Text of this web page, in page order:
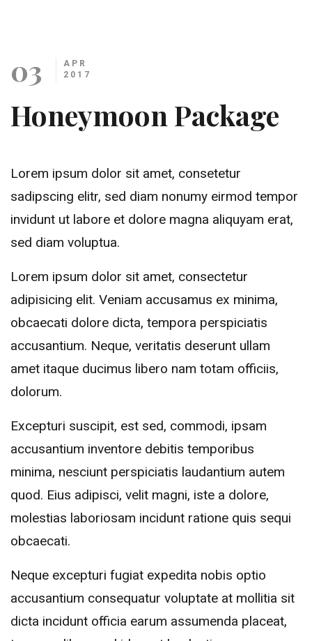
03
APR
2017
Honeymoon Package
Lorem ipsum dolor sit amet, consetetur
sadipscing elitr, sed diam nonumy eirmod tempor
invidunt ut labore et dolore magna aliquyam erat,
sed diam voluptua.
Lorem ipsum dolor sit amet, consectetur
adipisicing elit. Veniam accusamus ex minima,
obcaecati dolore dicta, tempora perspiciatis
accusantium. Neque, veritatis deserunt ullam
amet itaque ducimus libero nam totam officiis,
dolorum.
Excepturi suscipit, est sed, commodi, ipsam
accusantium inventore debitis temporibus
minima, nesciunt perspiciatis laudantium autem
quod. Eius adipisci, velit magni, iste a dolore,
molestias laboriosam incidunt ratione quis sequi
obcaecati.
Neque excepturi fugiat expedita nobis optio
accusantium consequatur voluptate at mollitia sit
dicta incidunt officia earum assumenda placeat,